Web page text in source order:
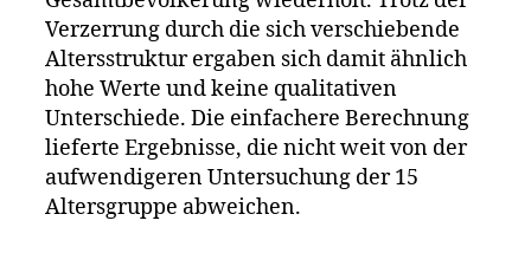
Verzerrung durch die sich verschiebende
Altersstruktur ergaben sich damit ähnlich
hohe Werte und keine qualitativen
Unterschiede. Die einfachere Berechnung
lieferte Ergebnisse, die nicht weit von der
aufwendigeren Untersuchung der 15
Altersgruppe abweichen.